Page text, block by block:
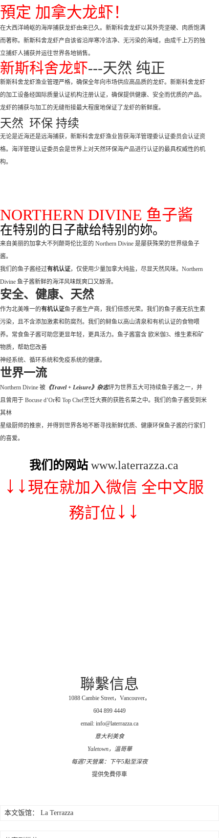
預定 加拿大龙虾！
在大西洋崎岖的海岸捕获龙虾由来已久。新斯科舍龙虾以其外壳坚硬、肉质饱满
而著称。新斯科舍龙虾产自该省沿岸寒冷洁净、无污染的海域，由成千上万的独
立捕虾人捕获并运往世界各地销售。
新斯科舍龙虾---天然 纯正
新斯科舍龙虾渔业管理严格，确保全年向市场供应高品质的龙虾。新斯科舍龙虾
的加工设备经国际质量认证机构注册认证，确保提供健康、安全而优质的产品。
龙虾的捕获与加工的无缝衔接最大程度地保证了龙虾的新鲜度。
天然 环保 持续
无论是近海还是远海捕获，新斯科舍龙虾渔业皆获海洋管理委认证委员会认证资
格。海洋管理认证委员会是世界上对天然环保海产品进行认证的最具权威性的机
构。
NORTHERN DIVINE 鱼子酱
在特别的日子献给特别的妳。
来自美丽的加拿大不列颠哥伦比亚的 Northern Divine 是屡获殊荣的世界级鱼子
酱。
我们的鱼子酱经过有机认证，仅使用少量加拿大纯盐，尽显天然风味。Northern
Divine 鱼子酱新鲜的海洋风味既爽口又醇滑。
安全、健康、天然
作为北美唯一的有机认证鱼子酱生产商，我们倍感光荣。我们的鱼子酱无抗生素
污染，且不含添加激素和防腐剂。我们的鲟鱼以高山清泉和有机认证的食物喂
养。常食鱼子酱可助您更显年轻，更具活力。鱼子酱富含 欧米伽3、维生素和矿
物质，帮助您改善
神经系统、循环系统和免疫系统的健康。
世界一流
Northern Divine 被 《Travel + Leisure》杂志评为世界五大可持续鱼子酱之一，并
且曾用于 Bocuse d’Or和 Top Chef烹饪大赛的获胜名菜之中。我们的鱼子酱受到米
其林
星级厨师的推崇，并得到世界各地不断寻找新鲜优质、健康环保鱼子酱的行家们
的喜爱。
我们的网站www.laterrazza.ca
↓↓現在就加入微信 全中文服
務訂位↓↓
聯繫信息
1088 Cambie Street，Vancouver。
604 899 4449
email: info@laterrazza.ca
意大利美食
Yaletown，溫哥華
每週7天營業：下午5點至深夜
提供免費停車
本文饭馆： La Terrazza